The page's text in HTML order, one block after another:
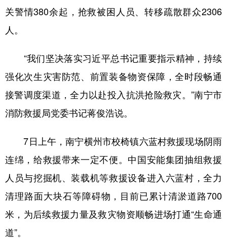
关警情380余起，抢救被困人员、转移疏散群众2306
人。
“我们坚决落实习近平总书记重要指示精神，持续
强化次生灾害防范、前置装备物资保障，全时段畅通
接警调度渠道，全力以赴投入抗洪抢险救灾。”南宁市
消防救援局党委书记蒋俊浩说。
7日上午，南宁横州市校椅镇六蓝村救援现场阴雨
连绵，给救援带来一定不便。中国安能集团抽组救援
人员与挖掘机、装载机等救援设备进入六蓝村，全力
清理路面大块石等障碍物，目前已累计清淤道路700
米，为后续救援力量及救灾物资顺畅进场打通“生命通
道”。